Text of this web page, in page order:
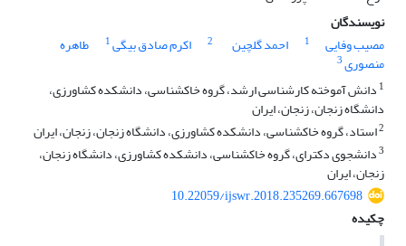
نویسندگان
مصیب وفایی
1 احمد گلچین 2 اکرم صادق بیگی1 طاهره
منصوری3
1 دانش آموخته کارشناسی ارشد، گروه خاکشناسی، دانشکده کشاورزی،
دانشگاه زنجان، زنجان، ایران
2استاد، گروه خاکشناسی، دانشکده کشاورزی، دانشگاه زنجان، زنجان، ایران
3دانشجوی دکترای، گروه خاکشناسی، دانشکده کشاورزی، دانشگاه زنجان،
زنجان، ایران
10.22059/ijswr.2018.235269.667698
چکیده